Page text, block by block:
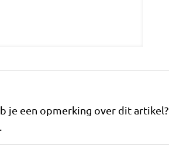
je een opmerking over dit artikel?